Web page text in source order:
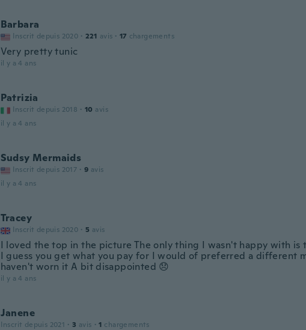
Barbara
Inscrit depuis 2020 · 221 avis · 17 chargements
Very pretty tunic
il y a 4 ans
Patrizia
Inscrit depuis 2018 · 10 avis
il y a 4 ans
Sudsy Mermaids
Inscrit depuis 2017 · 9 avis
il y a 4 ans
Tracey
Inscrit depuis 2020 · 5 avis
I loved the top in the picture The only thing I wasn't happy with is
I guess you get what you pay for I would of preferred a different
haven't worn it A bit disappointed 😞
il y a 4 ans
Janene
Inscrit depuis 2021 · 3 avis · 1 chargements